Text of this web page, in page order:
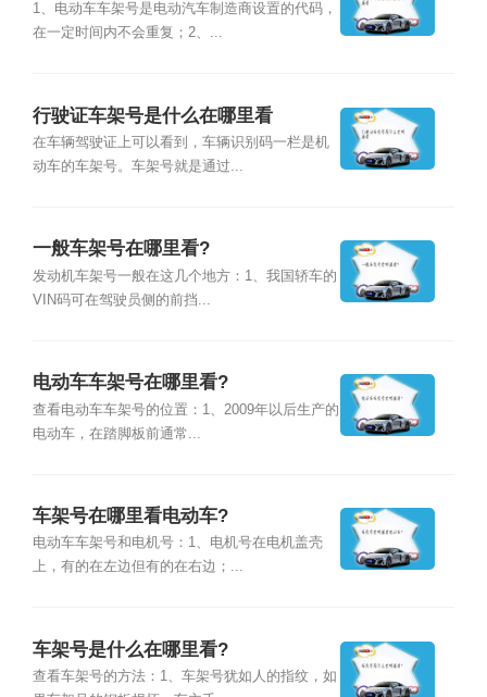
1、电动车车架号是电动汽车制造商设置的代码，
在一定时间内不会重复；2、...
行驶证车架号是什么在哪里看
在车辆驾驶证上可以看到，车辆识别码一栏是机
动车的车架号。车架号就是通过...
一般车架号在哪里看?
发动机车架号一般在这几个地方：1、我国轿车的
VIN码可在驾驶员侧的前挡...
电动车车架号在哪里看?
查看电动车车架号的位置：1、2009年以后生产的
电动车，在踏脚板前通常...
车架号在哪里看电动车?
电动车车架号和电机号：1、电机号在电机盖壳
上，有的在左边但有的在右边；...
车架号是什么在哪里看?
查看车架号的方法：1、车架号犹如人的指纹，如